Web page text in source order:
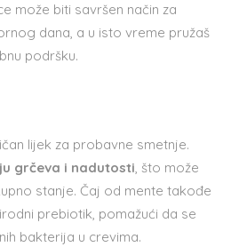
može biti savršen način za
dana, a u isto vreme pružaš
podršku.
lijek za probavne smetnje.
grčeva i nadutosti, što može
stanje. Čaj od mente takođe
prebiotik, pomažući da se
bakterija u crevima.